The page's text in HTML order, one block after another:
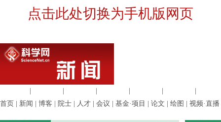
点击此处切换为手机版网页
首页
新闻 博客 院士 人才 会议 基金·项目 论文 绘图 视频·直播